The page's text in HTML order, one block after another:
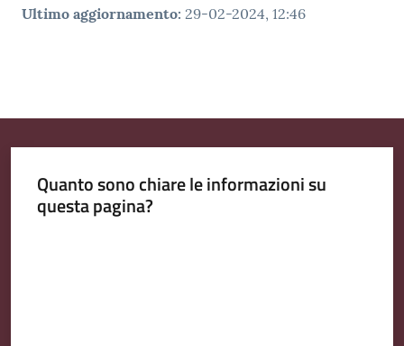
Ultimo aggiornamento: 29-02-2024, 12:46
Quanto sono chiare le informazioni su
questa pagina?